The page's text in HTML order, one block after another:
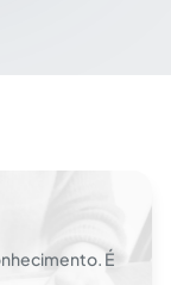
É